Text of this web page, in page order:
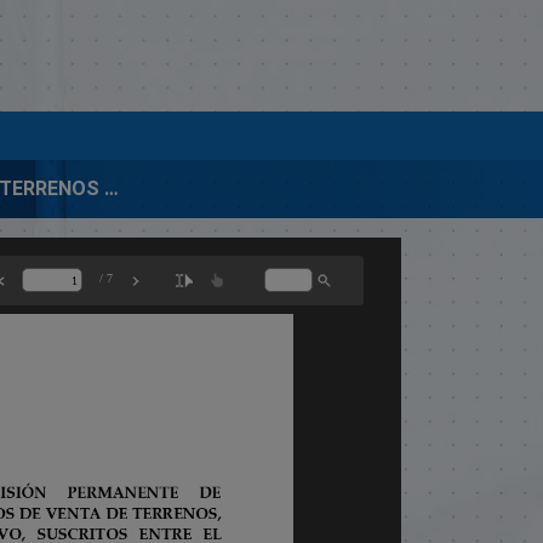
INFORME DE TERRENOS GRANDES EXTENSIONES-16-SEPTIEMBRE-2009